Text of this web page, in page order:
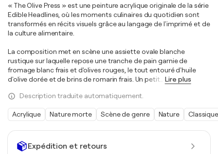
Expédition et retours
« The Olive Press » est une peinture acrylique originale de la série
Edible Headlines, où les moments culinaires du quotidien sont
transformés en récits visuels grâce au langage de l'imprimé et de
la culture alimentaire.
La composition met en scène une assiette ovale blanche
rustique sur laquelle repose une tranche de pain garnie de
fromage blanc frais et d'olives rouges, le tout entouré d'huile
d'olive dorée et de brins de romarin frais. Un petit
Lire plus
Description traduite automatiquement.
Acrylique Nature morte Scène de genre Nature